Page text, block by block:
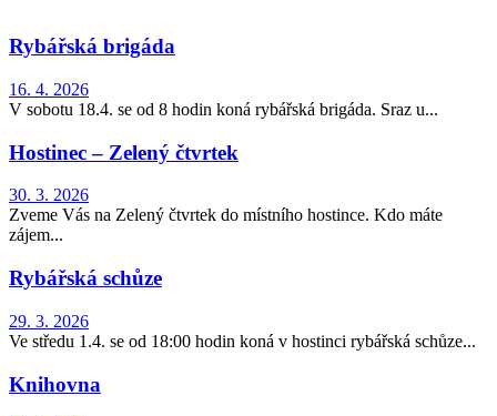
Rybářská brigáda
16. 4. 2026
V sobotu 18.4. se od 8 hodin koná rybářská brigáda. Sraz u...
Hostinec – Zelený čtvrtek
30. 3. 2026
Zveme Vás na Zelený čtvrtek do místního hostince. Kdo máte
zájem...
Rybářská schůze
29. 3. 2026
Ve středu 1.4. se od 18:00 hodin koná v hostinci rybářská schůze...
Knihovna